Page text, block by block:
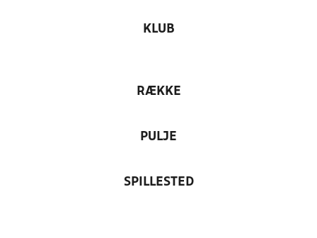
KLUB
RÆKKE
PULJE
SPILLESTED